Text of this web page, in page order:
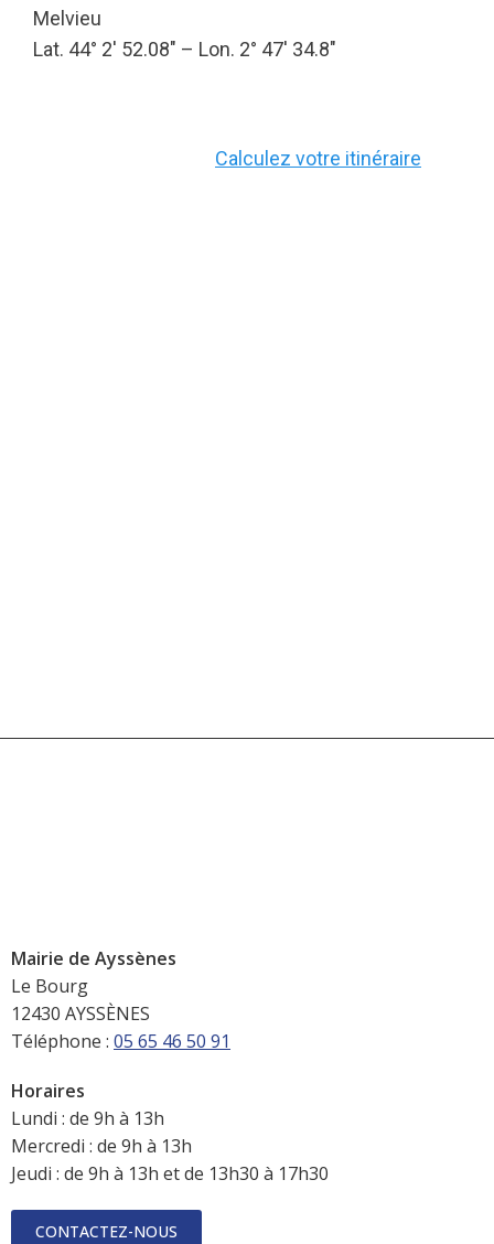
Melvieu
Lat. 44° 2′ 52.08″ – Lon. 2° 47′ 34.8″
Calculez votre itinéraire
Mairie de Ayssènes
Le Bourg
12430 AYSSÈNES
Téléphone : 05 65 46 50 91
Horaires
Lundi : de 9h à 13h
Mercredi : de 9h à 13h
Jeudi : de 9h à 13h et de 13h30 à 17h30
CONTACTEZ-NOUS